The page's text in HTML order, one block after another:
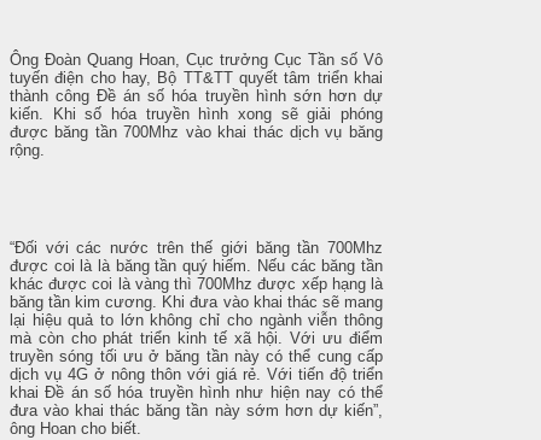
Ông Đoàn Quang Hoan, Cục trưởng Cục Tần số Vô
tuyến điện cho hay, Bộ TT&TT quyết tâm triển khai
thành công Đề án số hóa truyền hình sớn hơn dự
kiến. Khi số hóa truyền hình xong sẽ giải phóng
được băng tần 700Mhz vào khai thác dịch vụ băng
rộng.
“Đối với các nước trên thế giới băng tần 700Mhz
được coi là là băng tần quý hiếm. Nếu các băng tần
khác được coi là vàng thì 700Mhz được xếp hạng là
băng tần kim cương. Khi đưa vào khai thác sẽ mang
lại hiệu quả to lớn không chỉ cho ngành viễn thông
mà còn cho phát triển kinh tế xã hội. Với ưu điểm
truyền sóng tối ưu ở băng tần này có thể cung cấp
dịch vụ 4G ở nông thôn với giá rẻ. Với tiến độ triển
khai Đề án số hóa truyền hình như hiện nay có thể
đưa vào khai thác băng tần này sớm hơn dự kiến”,
ông Hoan cho biết.